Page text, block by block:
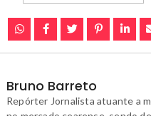
Bruno Barreto
Repórter Jornalista atuante a